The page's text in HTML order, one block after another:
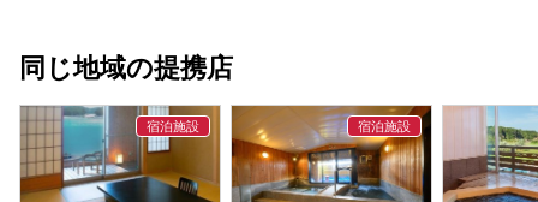
同じ地域の提携店